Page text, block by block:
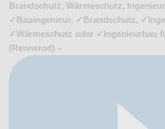
Brandschutz, Wärmeschutz,
✓Bauingenieur, ✓Brandschutz,
✓Wärmeschutz oder ✓Ingenieurbau
(Rennerod) –